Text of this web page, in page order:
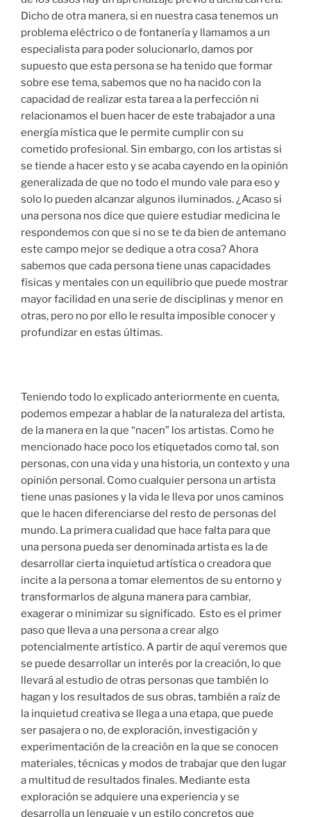
Dicho de otra manera, si en nuestra casa tenemos un
problema eléctrico o de fontanería y llamamos a un
especialista para poder solucionarlo, damos por
supuesto que esta persona se ha tenido que formar
sobre ese tema, sabemos que no ha nacido con la
capacidad de realizar esta tarea a la perfección ni
relacionamos el buen hacer de este trabajador a una
energía mística que le permite cumplir con su
cometido profesional. Sin embargo, con los artistas si
se tiende a hacer esto y se acaba cayendo en la opinión
generalizada de que no todo el mundo vale para eso y
solo lo pueden alcanzar algunos iluminados. ¿Acaso si
una persona nos dice que quiere estudiar medicina le
respondemos con que si no se te da bien de antemano
este campo mejor se dedique a otra cosa? Ahora
sabemos que cada persona tiene unas capacidades
físicas y mentales con un equilibrio que puede mostrar
mayor facilidad en una serie de disciplinas y menor en
otras, pero no por ello le resulta imposible conocer y
profundizar en estas últimas.
Teniendo todo lo explicado anteriormente en cuenta,
podemos empezar a hablar de la naturaleza del artista,
de la manera en la que “nacen” los artistas. Como he
mencionado hace poco los etiquetados como tal, son
personas, con una vida y una historia, un contexto y una
opinión personal. Como cualquier persona un artista
tiene unas pasiones y la vida le lleva por unos caminos
que le hacen diferenciarse del resto de personas del
mundo. La primera cualidad que hace falta para que
una persona pueda ser denominada artista es la de
desarrollar cierta inquietud artística o creadora que
incite a la persona a tomar elementos de su entorno y
transformarlos de alguna manera para cambiar,
exagerar o minimizar su significado. Esto es el primer
paso que lleva a una persona a crear algo
potencialmente artístico. A partir de aquí veremos que
se puede desarrollar un interés por la creación, lo que
llevará al estudio de otras personas que también lo
hagan y los resultados de sus obras, también a raíz de
la inquietud creativa se llega a una etapa, que puede
ser pasajera o no, de exploración, investigación y
experimentación de la creación en la que se conocen
materiales, técnicas y modos de trabajar que den lugar
a multitud de resultados finales. Mediante esta
exploración se adquiere una experiencia y se
desarrolla un lenguaje y un estilo concretos que